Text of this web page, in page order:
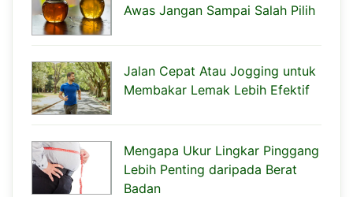
Awas Jangan Sampai Salah Pilih
Jalan Cepat Atau Jogging untuk
Membakar Lemak Lebih Efektif
Mengapa Ukur Lingkar Pinggang
Lebih Penting daripada Berat
Badan